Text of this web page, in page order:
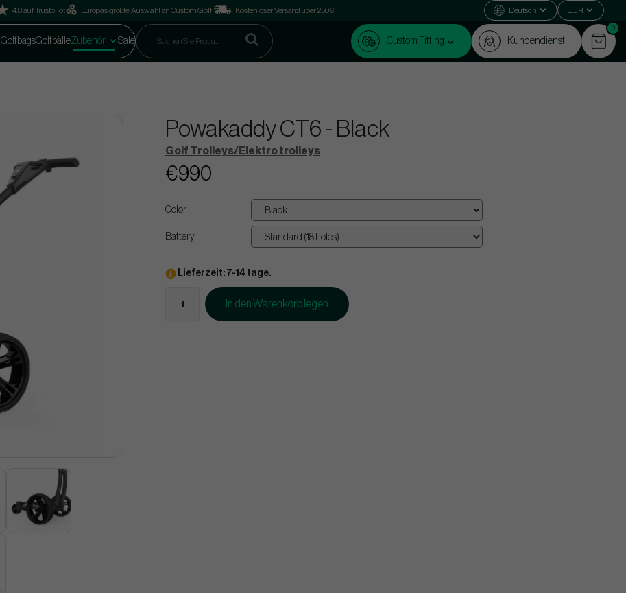
4.8 auf Trustpilot Europas größte Auswahl an Custom Golf Kostenloser Versand über 250€ Deutsch EUR
GolfbagsGolfbälleZubehör Sale Custom Fitting Kundendienst
0
Powakaddy CT6 - Black
Golf Trolleys/Elektro trolleys
€990
Color
Battery
Lieferzeit: 7-14 tage.
In den Warenkorb legen